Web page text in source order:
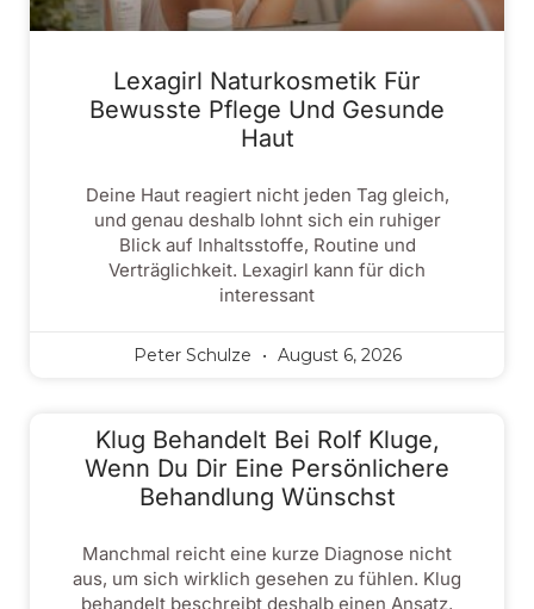
Lexagirl Naturkosmetik Für
Bewusste Pflege Und Gesunde
Haut
Deine Haut reagiert nicht jeden Tag gleich,
und genau deshalb lohnt sich ein ruhiger
Blick auf Inhaltsstoffe, Routine und
Verträglichkeit. Lexagirl kann für dich
interessant
Peter Schulze August 6, 2026
Klug Behandelt Bei Rolf Kluge,
Wenn Du Dir Eine Persönlichere
Behandlung Wünschst
Manchmal reicht eine kurze Diagnose nicht
aus, um sich wirklich gesehen zu fühlen. Klug
behandelt beschreibt deshalb einen Ansatz,